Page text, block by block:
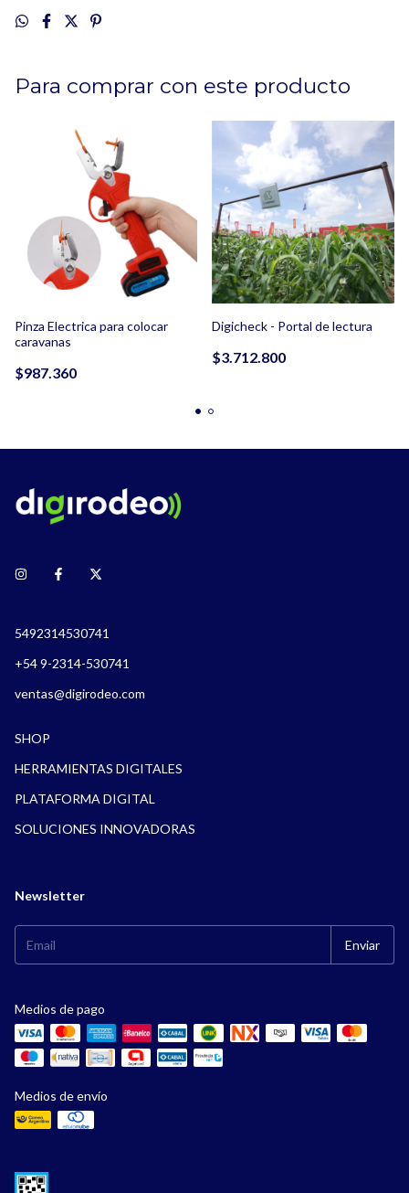
Para comprar con este producto
Pinza Electrica para colocar
caravanas
$987.360
Digicheck - Portal de lectura
$3.712.800
5492314530741
+54 9-2314-530741
ventas@digirodeo.com
SHOP
HERRAMIENTAS DIGITALES
PLATAFORMA DIGITAL
SOLUCIONES INNOVADORAS
Newsletter
Medios de pago
Medios de envío